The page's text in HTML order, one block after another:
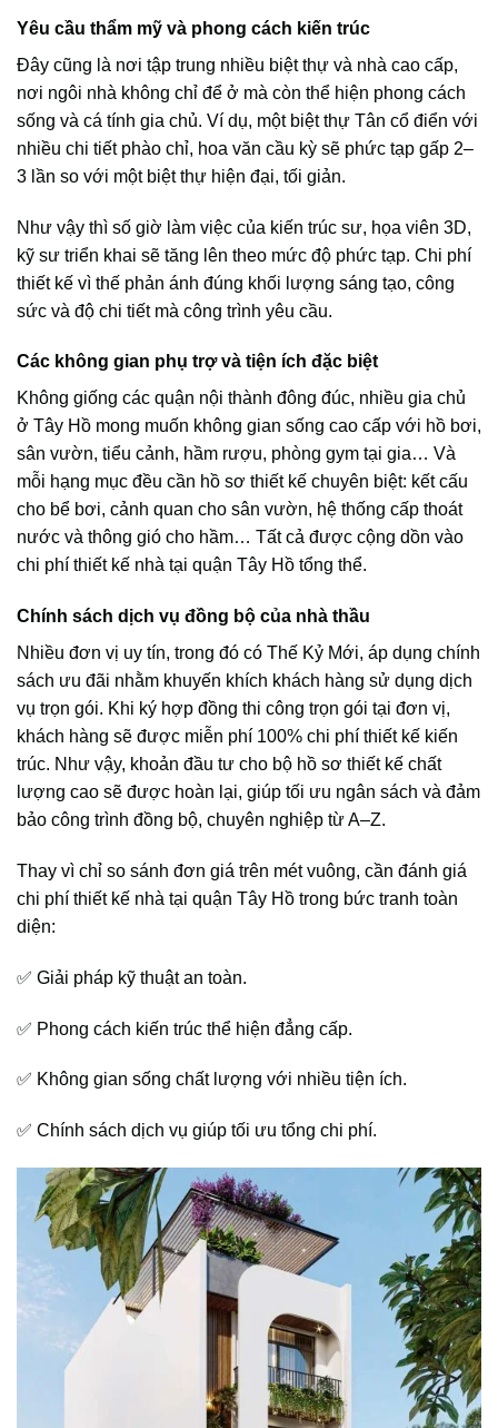
Yêu cầu thẩm mỹ và phong cách kiến trúc
Đây cũng là nơi tập trung nhiều biệt thự và nhà cao cấp,
nơi ngôi nhà không chỉ để ở mà còn thể hiện phong cách
sống và cá tính gia chủ. Ví dụ, một biệt thự Tân cổ điển với
nhiều chi tiết phào chỉ, hoa văn cầu kỳ sẽ phức tạp gấp 2–
3 lần so với một biệt thự hiện đại, tối giản.
Như vậy thì số giờ làm việc của kiến trúc sư, họa viên 3D,
kỹ sư triển khai sẽ tăng lên theo mức độ phức tạp. Chi phí
thiết kế vì thế phản ánh đúng khối lượng sáng tạo, công
sức và độ chi tiết mà công trình yêu cầu.
Các không gian phụ trợ và tiện ích đặc biệt
Không giống các quận nội thành đông đúc, nhiều gia chủ
ở Tây Hồ mong muốn không gian sống cao cấp với hồ bơi,
sân vườn, tiểu cảnh, hầm rượu, phòng gym tại gia… Và
mỗi hạng mục đều cần hồ sơ thiết kế chuyên biệt: kết cấu
cho bể bơi, cảnh quan cho sân vườn, hệ thống cấp thoát
nước và thông gió cho hầm… Tất cả được cộng dồn vào
chi phí thiết kế nhà tại quận Tây Hồ tổng thể.
Chính sách dịch vụ đồng bộ của nhà thầu
Nhiều đơn vị uy tín, trong đó có Thế Kỷ Mới, áp dụng chính
sách ưu đãi nhằm khuyến khích khách hàng sử dụng dịch
vụ trọn gói. Khi ký hợp đồng thi công trọn gói tại đơn vị,
khách hàng sẽ được miễn phí 100% chi phí thiết kế kiến
trúc. Như vậy, khoản đầu tư cho bộ hồ sơ thiết kế chất
lượng cao sẽ được hoàn lại, giúp tối ưu ngân sách và đảm
bảo công trình đồng bộ, chuyên nghiệp từ A–Z.
Thay vì chỉ so sánh đơn giá trên mét vuông, cần đánh giá
chi phí thiết kế nhà tại quận Tây Hồ trong bức tranh toàn
diện:
✅ Giải pháp kỹ thuật an toàn.
✅ Phong cách kiến trúc thể hiện đẳng cấp.
✅ Không gian sống chất lượng với nhiều tiện ích.
✅ Chính sách dịch vụ giúp tối ưu tổng chi phí.